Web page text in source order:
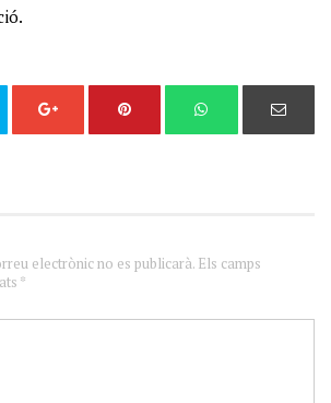
electrònic no es publicarà. Els camps
*